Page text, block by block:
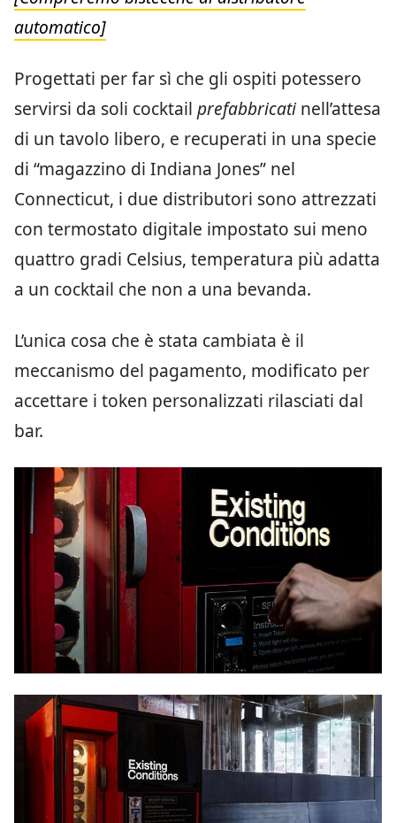
automatico]
Progettati per far sì che gli ospiti potessero
servirsi da soli cocktail prefabbricati nell’attesa
di un tavolo libero, e recuperati in una specie
di “magazzino di Indiana Jones” nel
Connecticut, i due distributori sono attrezzati
con termostato digitale impostato sui meno
quattro gradi Celsius, temperatura più adatta
a un cocktail che non a una bevanda.
L’unica cosa che è stata cambiata è il
meccanismo del pagamento, modificato per
accettare i token personalizzati rilasciati dal
bar.